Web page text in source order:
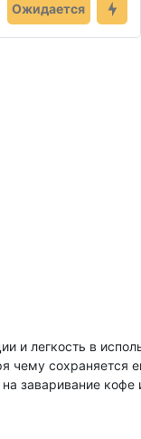
Ожидается
и легкость в
чему сохраняется
заваривание кофе